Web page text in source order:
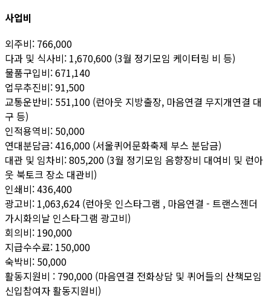
사업비
외주비: 766,000
다과 및 식사비: 1,670,600 (3월 정기모임 케이터링 비 등)
물품구입비: 671,140
업무추진비: 91,500
교통운반비: 551,100 (런아웃 지방출장, 마음연결 무지개연결 대
구 등)
인적용역비: 50,000
연대분담금: 416,000 (서울퀴어문화축제 부스 분담금)
대관 및 임차비: 805,200 (3월 정기모임 음향장비 대여비 및 런아
웃 북토크 장소 대관비)
인쇄비: 436,400
광고비: 1,063,624 (런아웃 인스타그램 , 마음연결 - 트랜스젠더
가시화의날 인스타그램 광고비)
회의비: 190,000
지급수수료: 150,000
숙박비: 50,000
활동지원비 : 790,000 (마음연결 전화상담 및 퀴어들의 산책모임
신입참여자 활동지원비)